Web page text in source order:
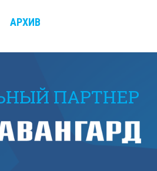
АРХИВ
ПАРТНЕР